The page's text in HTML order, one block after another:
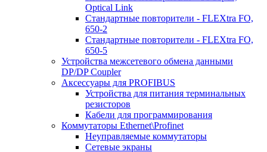
Optical Link
Стандартные повторители - FLEXtra FO,
650-2
Стандартные повторители - FLEXtra FO,
650-5
Устройства межсетевого обмена данными
DP/DP Coupler
Аксессуары для PROFIBUS
Устройства для питания терминальных
резисторов
Кабели для программирования
Коммутаторы Ethernet\Profinet
Неуправляемые коммутаторы
Сетевые экраны